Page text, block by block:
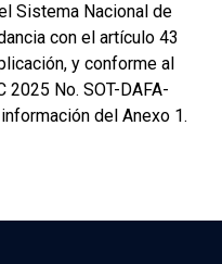
Sistema Nacional de
con el artículo 43
y conforme al
2025 No. SOT-DAFA-
del Anexo 1.